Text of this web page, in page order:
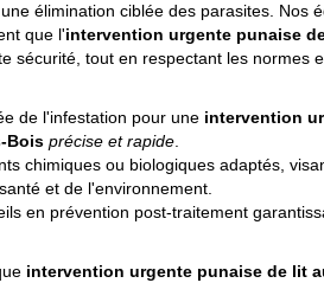
élimination ciblée des parasites. Nos
que l'intervention urgente punaise
sécurité, tout en respectant les normes
de l'infestation pour une intervention
Bois précise et rapide.
chimiques ou biologiques adaptés,
et de l'environnement.
en prévention post-traitement
intervention urgente punaise de lit